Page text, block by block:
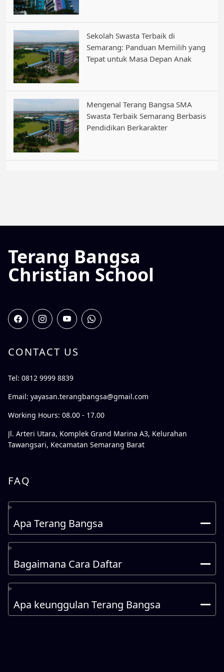
Sekolah Swasta Terbaik di
Semarang: Panduan Memilih yang
Tepat untuk Masa Depan Anak
Mengenal Terang Bangsa SMA
Swasta Terbaik Semarang Berbasis
Pendidikan Berkarakter
Terang Bangsa
Christian School
CONTACT US
Tel: 0812 9999 8839
Email: yayasan.terangbangsa@gmail.com
Working Hours: 08.00 - 17.00
Jl. Arteri Utara, Komplek Grand Marina A3, Kelurahan
Tawangsari, Kecamatan Semarang Barat
FAQ
Apa Terang Bangsa
Bagaimana Cara Daftar
Apa keunggulan Terang Bangsa